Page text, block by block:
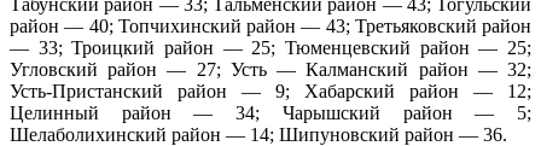
район — 40; Топчихинский район — 43; Третьяковский район
— 33; Троицкий район — 25; Тюменцевский район — 25;
Угловский район — 27; Усть — Калманский район — 32;
Усть-Пристанский район — 9; Хабарский район — 12;
Целинный район — 34; Чарышский район — 5;
Шелаболихинский район — 14; Шипуновский район — 36.